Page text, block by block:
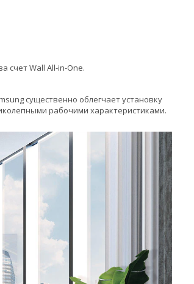
счет Wall All-in-One.
существенно облегчает установку
рабочими характеристиками.